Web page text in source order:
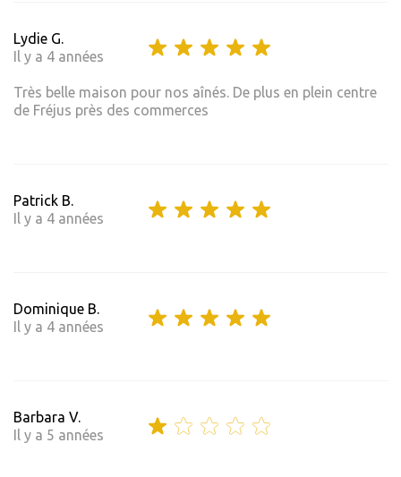
Lydie G.
Il y a 4 années
Très belle maison pour nos aînés. De plus en plein centre
de Fréjus près des commerces
Patrick B.
Il y a 4 années
Dominique B.
Il y a 4 années
Barbara V.
Il y a 5 années